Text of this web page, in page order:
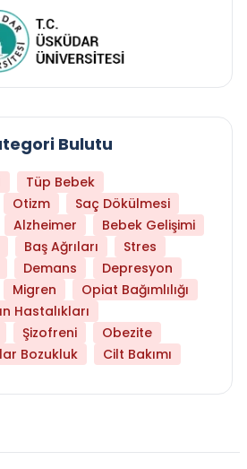
Bulutu
Tüp Bebek
Otizm
Saç Dökülmesi
Alzheimer
Bebek Gelişimi
Baş Ağrıları
Stres
Demans
Depresyon
Migren
Opiat Bağımlılığı
Hastalıkları
Şizofreni
Obezite
Bozukluk Cilt Bakımı